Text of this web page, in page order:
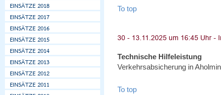
To top
Technische Hilfeleistung
Verkehrsabsicherung in
To top